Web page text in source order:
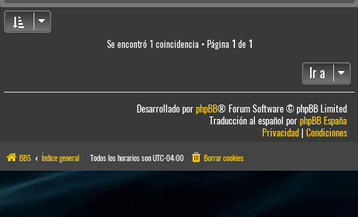
Se encontró 1 coincidencia • Página 1 de 1
Ir a
Desarrollado porphpBB® Forum Software © phpBB Limited
Traducción al español porphpBB España
Privacidad|Condiciones
BBS Índice general Todos los horarios sonUTC-04:00 Borrar cookies